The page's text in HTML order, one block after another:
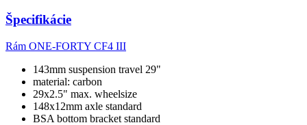
Špecifikácie
Rám ONE-FORTY CF4 III
143mm suspension travel 29"
material: carbon
29x2.5" max. wheelsize
148x12mm axle standard
BSA bottom bracket standard